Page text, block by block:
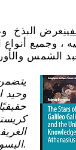
عرض البذخ
وجميع أنواع
وحيد
اليسوعيون في الصين.